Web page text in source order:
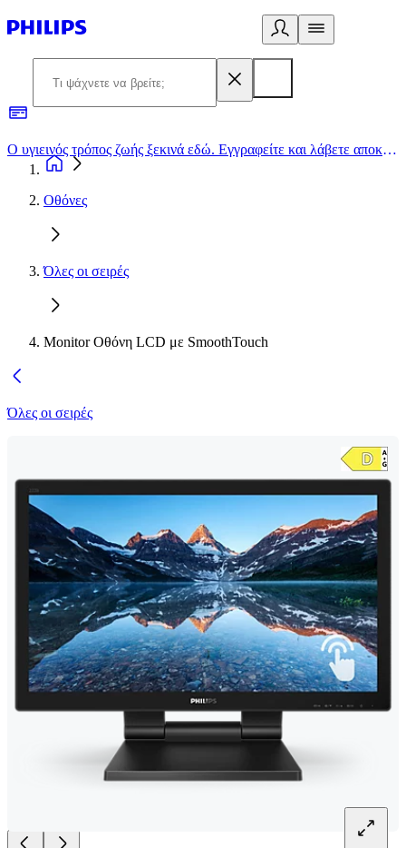
Ο υγιεινός τρόπος ζωής ξεκινά εδώ. Εγγραφείτε και λάβετε αποκλειστικές προσφορές
Οθόνες
Όλες οι σειρές
Monitor Οθόνη LCD με SmoothTouch
Όλες οι σειρές